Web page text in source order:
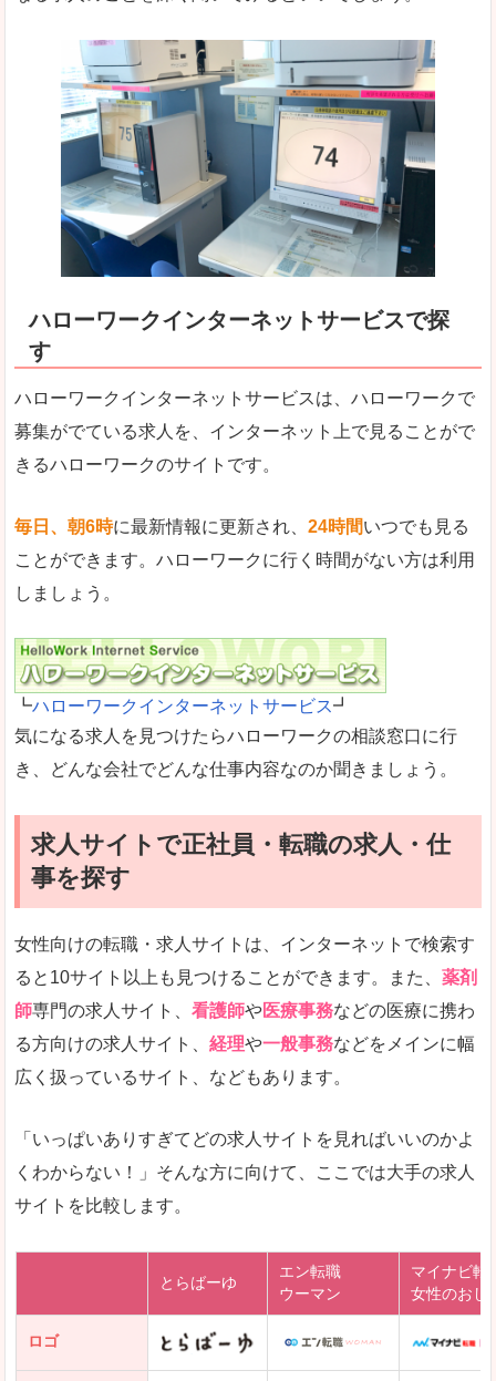
ハローワークインターネットサービスで探
す
ハローワークインターネットサービスは、ハローワークで
募集がでている求人を、インターネット上で見ることがで
きるハローワークのサイトです。
毎日、朝6時に最新情報に更新され、 24時間いつでも見る
ことができます。ハローワークに行く時間がない方は利用
しましょう。
┗ハローワークインターネットサービス┛
気になる求人を見つけたらハローワークの相談窓口に行
き、どんな会社でどんな仕事内容なのか聞きましょう。
求人サイトで正社員・転職の求人・仕
事を探す
女性向けの転職・求人サイトは、インターネットで検索す
ると10サイト以上も見つけることができます。また、 薬剤
師専門の求人サイト、 看護師や医療事務などの医療に携わ
る方向けの求人サイト、 経理や一般事務などをメインに幅
広く扱っているサイト、などもあります。
「いっぱいありすぎてどの求人サイトを見ればいいのかよ
くわからない！」そんな方に向けて、ここでは大手の求人
サイトを比較します。
とらばーゆ
エン転職
ウーマン
マイナビ転
女性のおし
ロゴ